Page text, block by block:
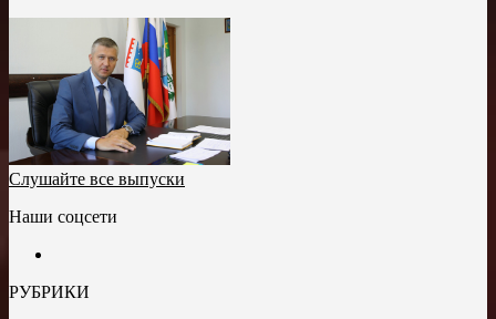
Слушайте все выпуски
Наши соцсети
РУБРИКИ